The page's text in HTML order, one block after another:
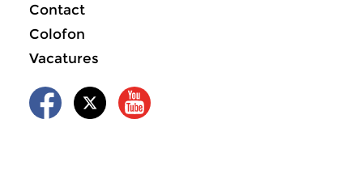
Contact
Colofon
Vacatures